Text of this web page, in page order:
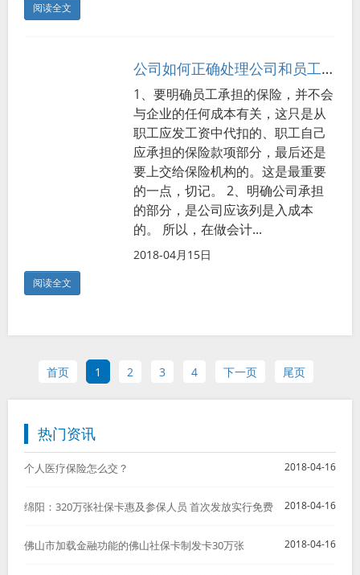
阅读全文
公司如何正确处理公司和员工的养老保险账务？
1、要明确员工承担的保险，并不会
与企业的任何成本有关，这只是从
职工应发工资中代扣的、职工自己
应承担的保险款项部分，最后还是
要上交给保险机构的。这是最重要
的一点，切记。 2、明确公司承担
的部分，是公司应该列是入成本
的。 所以，在做会计...
2018-04月15日
阅读全文
首页 1 2 3 4 下一页 尾页
热门资讯
个人医疗保险怎么交？ 2018-04-16
绵阳：320万张社保卡惠及参保人员 首次发放实行免费 2018-04-16
佛山市加载金融功能的佛山社保卡制发卡30万张 2018-04-16